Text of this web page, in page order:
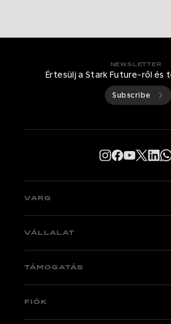
NEWSLETTER
Értesülj a Stark Future-ről és
Subscribe
VARG
VARG EX
Factory Edition
Kerékpárok raktáron
VÁLLALAT
Rólunk
TÁMOGATÁS
Támogatás központi
FIÓK